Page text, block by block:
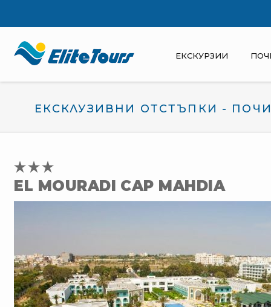
ЕКСКУРЗИИ
ЕКСКЛУЗИВНИ ОТСТЪПКИ -
EL MOURADI CAP MAHDIA